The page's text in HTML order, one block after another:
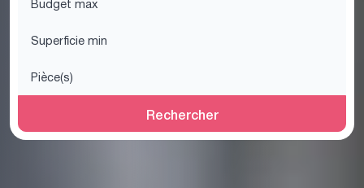
Rechercher